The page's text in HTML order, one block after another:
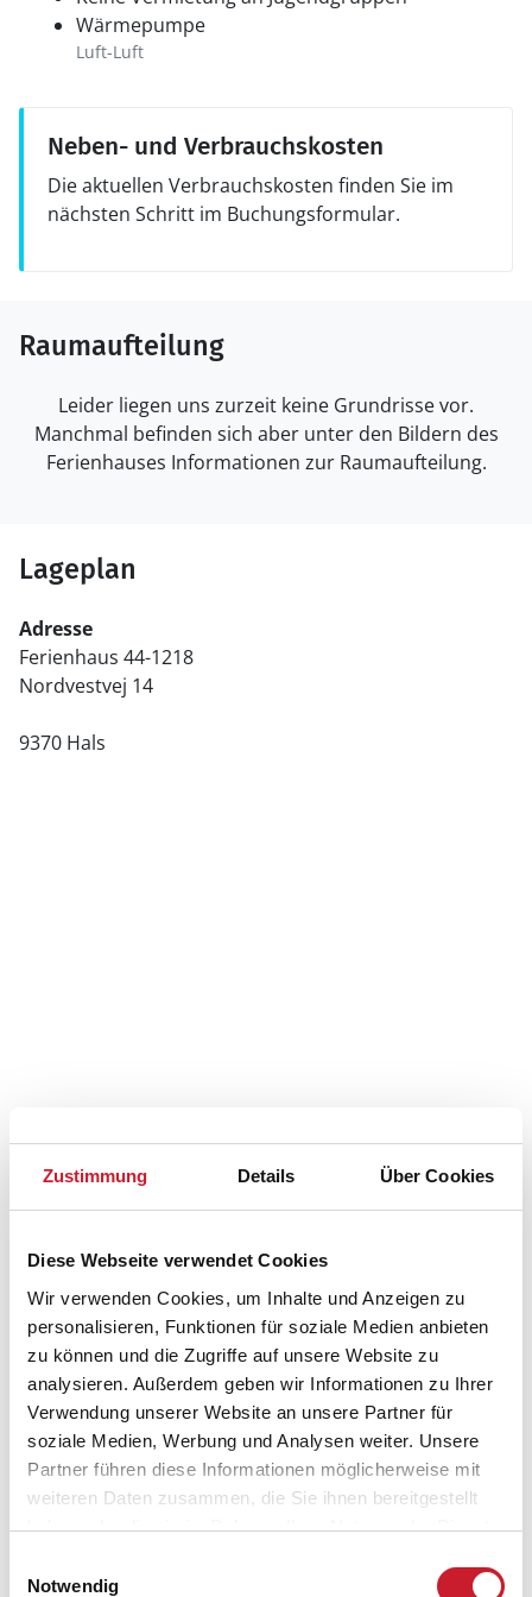
Zustimmung Details Über Cookies
Diese Webseite verwendet Cookies
Wir verwenden Cookies, um Inhalte und Anzeigen zu
personalisieren, Funktionen für soziale Medien anbieten
zu können und die Zugriffe auf unsere Website zu
analysieren. Außerdem geben wir Informationen zu Ihrer
Verwendung unserer Website an unsere Partner für
soziale Medien, Werbung und Analysen weiter. Unsere
Partner führen diese Informationen möglicherweise mit
weiteren Daten zusammen, die Sie ihnen bereitgestellt
haben oder die sie im Rahmen Ihrer Nutzung der Dienste
Notwendig
Wärmepumpe
Luft-Luft
Neben- und Verbrauchskosten
Die aktuellen Verbrauchskosten finden Sie im
nächsten Schritt im Buchungsformular.
Raumaufteilung
Leider liegen uns zurzeit keine Grundrisse vor.
Manchmal befinden sich aber unter den Bildern des
Ferienhauses Informationen zur Raumaufteilung.
Lageplan
Adresse
Ferienhaus 44-1218
Nordvestvej 14
9370 Hals
Belegungskalender
Reisedauer auswählen
Anzahl Reisende auswählen
Anreisetag im Belegungskalender anklicken
Sie bekommen Verfügbarkeit und Preis angezeigt
Reisedauer
Bitte beachten Sie, dass sich bei Änderungen des
Reisezeitraumes auch Änderungen bei der
Hausbeschreibung und/oder der Ausstattung ergeben
können.